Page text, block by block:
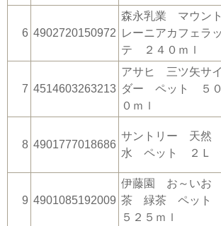
6 4902720150972
森永乳業 マウント
レーニアカフェラッ
テ ２４０ｍｌ
7 4514603263213
アサヒ 三ツ矢サイ
ダー ペット ５０
０ｍｌ
8 4901777018686
サントリー 天然
水 ペット ２Ｌ
9 4901085192009
伊藤園 お～いお
茶 緑茶 ペット
５２５ｍｌ